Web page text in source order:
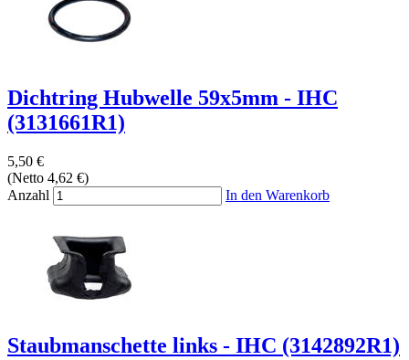
Dichtring Hubwelle 59x5mm - IHC
(3131661R1)
5,50 €
(Netto 4,62 €)
Anzahl
In den Warenkorb
Staubmanschette links - IHC (3142892R1)